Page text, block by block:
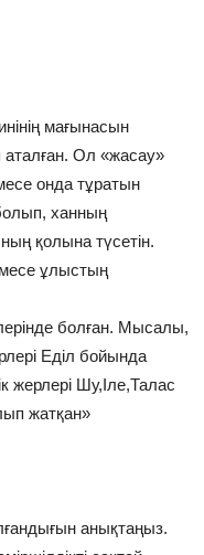
мағынасын
Ол «жасау»
онда тұратын
ханның
қолына түсетін.
ұлыстың
болған. Мысалы,
Еділ бойында
жерлері Шу,Іле,Талас
жатқан»
анықтаңыз.